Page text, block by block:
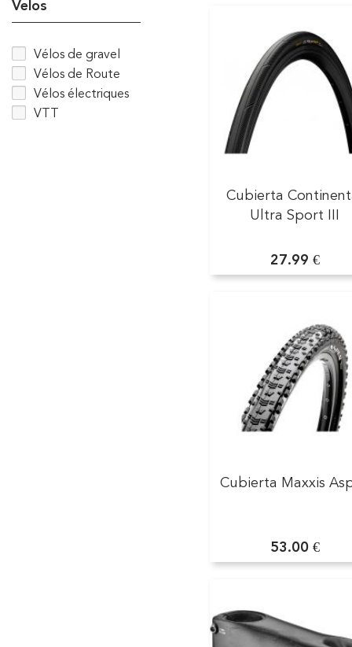
Velos
Vélos de gravel
Vélos de Route
Vélos électriques
VTT
Cubierta
Ultra Sport III
27.99 €
Cubierta Maxxis
53.00 €